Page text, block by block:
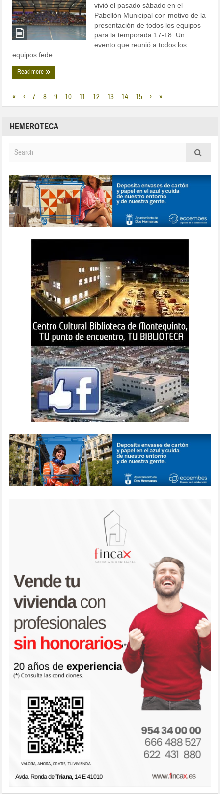
vivió el pasado sábado en el
Pabellón Municipal con motivo de la
presentación de todos los equipos
para la temporada 17-18. Un
evento que reunió a todos los
equipos fede ...
Read more
« ‹ 7 8 9 10 11 12 13 14 15 › »
HEMEROTECA